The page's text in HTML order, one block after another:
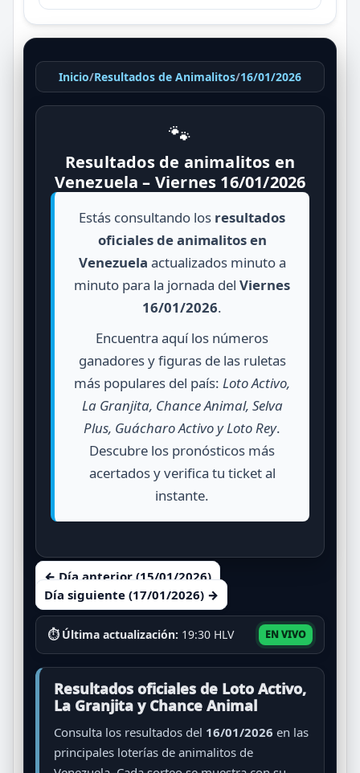
Inicio/Resultados de Animalitos/16/01/2026
🐾
Resultados de animalitos en
Venezuela – Viernes 16/01/2026
Estás consultando los resultados
oficiales de animalitos en
Venezuela actualizados minuto a
minuto para la jornada del Viernes
16/01/2026.
Encuentra aquí los números
ganadores y figuras de las ruletas
más populares del país: Loto Activo,
La Granjita, Chance Animal, Selva
Plus, Guácharo Activo y Loto Rey.
Descubre los pronósticos más
acertados y verifica tu ticket al
instante.
← Día anterior (15/01/2026)
Día siguiente (17/01/2026) →
⏱ Última actualización: 19:30 HLV EN VIVO
Resultados oficiales de Loto Activo,
La Granjita y Chance Animal
Consulta los resultados del 16/01/2026 en las
principales loterías de animalitos de